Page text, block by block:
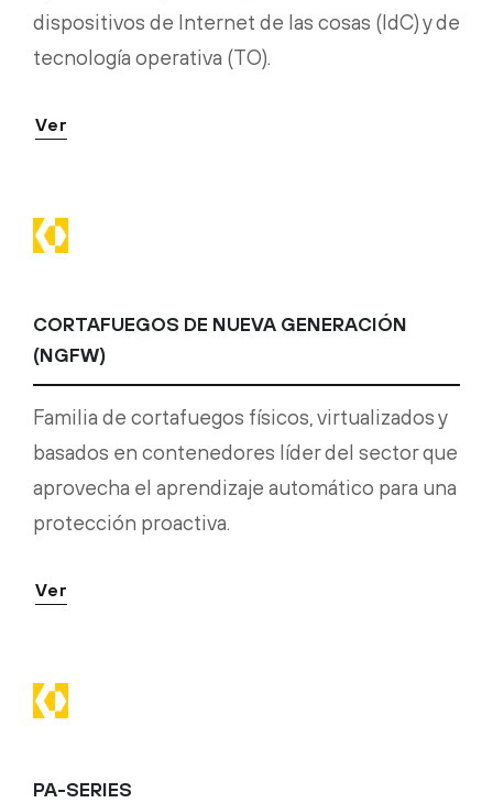
dispositivos de Internet de las cosas (IdC) y de
tecnología operativa (TO).
Ver
CORTAFUEGOS DE NUEVA GENERACIÓN
(NGFW)
Familia de cortafuegos físicos, virtualizados y
basados en contenedores líder del sector que
aprovecha el aprendizaje automático para una
protección proactiva.
Ver
PA-SERIES